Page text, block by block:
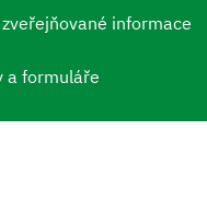
informace
a formuláře